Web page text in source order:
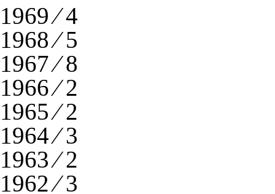
1969 ⁄ 4
1968 ⁄ 5
1967 ⁄ 8
1966 ⁄ 2
1965 ⁄ 2
1964 ⁄ 3
1963 ⁄ 2
1962 ⁄ 3